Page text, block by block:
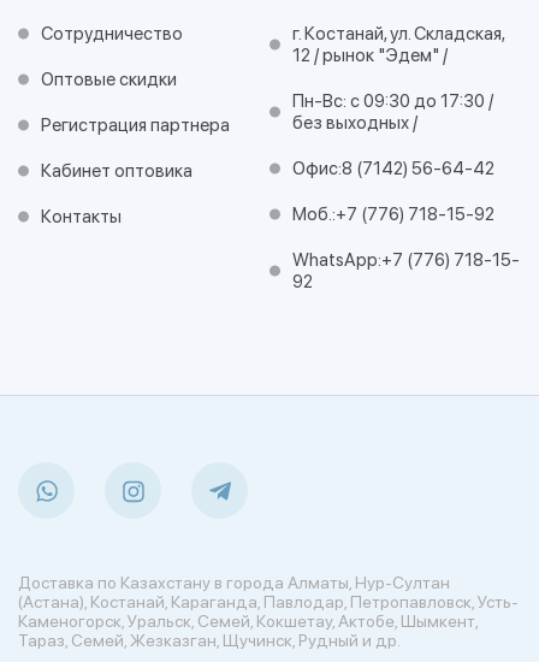
Сотрудничество
Оптовые скидки
Регистрация партнера
Кабинет оптовика
Контакты
г. Костанай, ул. Складская,
12 / рынок "Эдем" /
Пн-Вс: с 09:30 до 17:30 /
без выходных /
Офис:8 (7142) 56-64-42
Моб.:+7 (776) 718-15-92
WhatsApp:+7 (776) 718-15-
92
Доставка по Казахстану в города Алматы, Нур-Султан
(Астана), Костанай, Караганда, Павлодар, Петропавловск, Усть-
Каменогорск, Уральск, Семей, Кокшетау, Актобе, Шымкент,
Тараз, Семей, Жезказган, Щучинск, Рудный и др.